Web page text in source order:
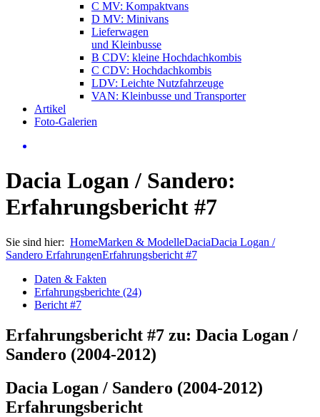
C MV: Kompaktvans
D MV: Minivans
Lieferwagen
und Kleinbusse
B CDV: kleine Hochdachkombis
C CDV: Hochdachkombis
LDV: Leichte Nutzfahrzeuge
VAN: Kleinbusse und Transporter
Artikel
Foto-Galerien
Dacia Logan / Sandero:
Erfahrungsbericht #7
Sie sind hier: HomeMarken & ModelleDaciaDacia Logan /
Sandero ErfahrungenErfahrungsbericht #7
Daten & Fakten
Erfahrungsberichte (24)
Bericht #7
Erfahrungsbericht #7 zu: Dacia Logan /
Sandero (2004-2012)
Dacia Logan / Sandero (2004-2012)
Erfahrungsbericht